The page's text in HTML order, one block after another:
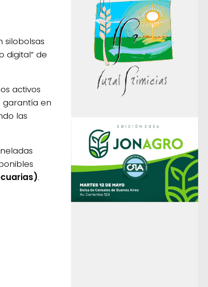
silobolsas
digital” de
activos
garantía en
las
.